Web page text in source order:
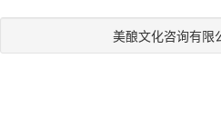
美酿文化咨询有限